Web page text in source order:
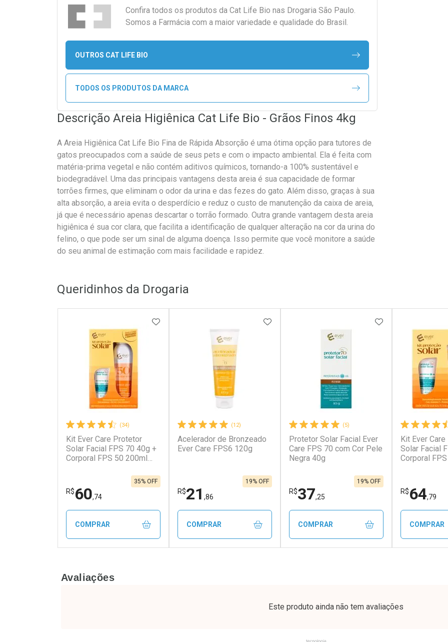
Confira todos os produtos da Cat Life Bio nas Drogaria São Paulo.
Somos a Farmácia com a maior variedade e qualidade do Brasil.
OUTROS CAT LIFE BIO
TODOS OS PRODUTOS DA MARCA
Descrição Areia Higiênica Cat Life Bio - Grãos Finos 4kg
A Areia Higiênica Cat Life Bio Fina de Rápida Absorção é uma ótima opção para tutores de
gatos preocupados com a saúde de seus pets e com o impacto ambiental. Ela é feita com
matéria-prima vegetal e não contém aditivos químicos, tornando-a 100% sustentável e
biodegradável. Uma das principais vantagens desta areia é sua capacidade de formar
torrões firmes, que eliminam o odor da urina e das fezes do gato. Além disso, graças à sua
alta absorção, a areia evita o desperdício e reduz o custo de manutenção da caixa de areia,
já que é necessário apenas descartar o torrão formado. Outra grande vantagem desta areia
higiênica é sua cor clara, que facilita a identificação de qualquer alteração na cor da urina do
felino, o que pode ser um sinal de alguma doença. Isso permite que você monitore a saúde
do seu animal de estimação com mais facilidade e rapidez.
Queridinhos da Drogaria
(34)
Kit Ever Care Protetor
Solar Facial FPS 70 40g +
Corporal FPS 50 200ml
R$60,74
35% OFF
ADICIONAR AOS FAVORITOS
COMPRAR
Laboratório
Por Menos
(12)
Acelerador de Bronzeado
Ever Care FPS6 120g
R$21 ,86
19% OFF
ADICIONAR AOS FAVORITOS
COMPRAR
(5)
Protetor Solar Facial Ever
Care FPS 70 com Cor Pele
Negra 40g
R$37,25
19% OFF
ADICIONAR AOS
COMPRAR
Kit Ever
Solar Facial
Corporal
R$64,79
COMPRAR
Avaliações
Este produto ainda não tem avaliações